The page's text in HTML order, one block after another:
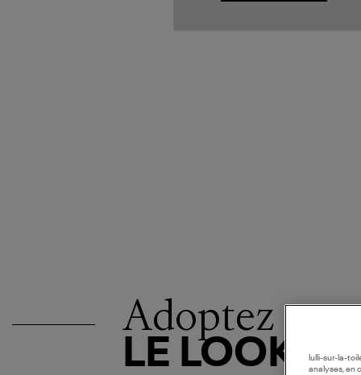
Adoptez
LE LOOK
lulli-sur-la-
analyses, en